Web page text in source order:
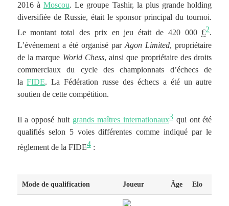
2016 à Moscou. Le groupe Tashir, la plus grande holding
diversifiée de Russie, était le sponsor principal du tournoi.
Le montant total des prix en jeu était de 420 000€2.
L’événement a été organisé parAgon Limited, propriétaire
de la marque World Chess, ainsi que propriétaire des droits
commerciaux du cycle des championnats d’échecs de
laFIDE. La Fédération russe des échecs a été un autre
soutien de cette compétition.
Il a opposé huit grands maîtres internationaux3qui ont été
qualifiés selon 5 voies différentes comme indiqué par le
règlement de la FIDE4:
Mode de qualification Joueur Âge Elo